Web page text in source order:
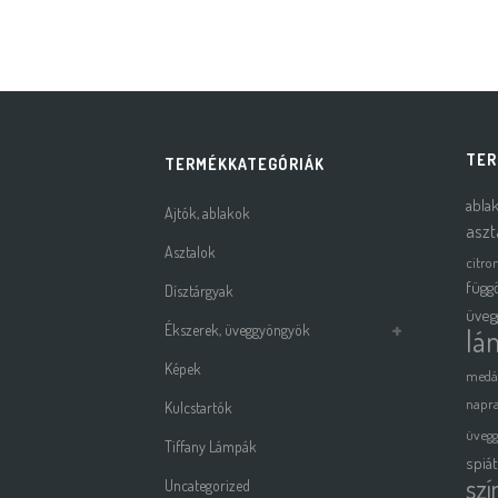
TERMÉKKATEGÓRIÁK
Ajtók, ablakok
Asztalok
Dísztárgyak
Ékszerek, üveggyöngyök
Képek
Kulcstartók
Tiffany Lámpák
Uncategorized
ablak